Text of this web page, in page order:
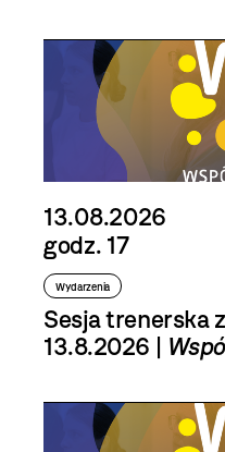
13.08.2026
godz. 17
Wydarzenia
Sesja trenerska
13.8.2026 |